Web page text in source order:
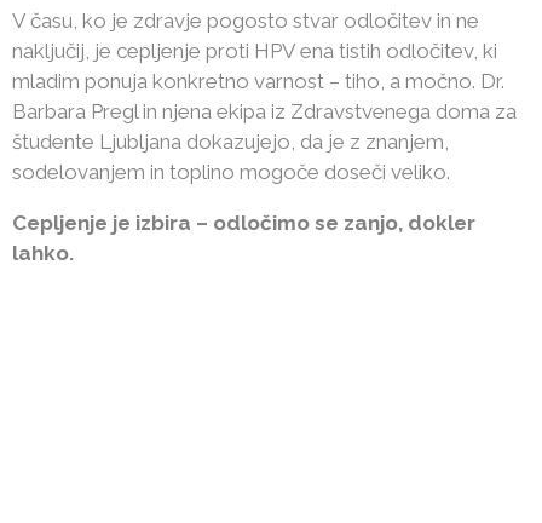
V času, ko je zdravje pogosto stvar odločitev in ne
naključij, je cepljenje proti HPV ena tistih odločitev, ki
mladim ponuja konkretno varnost – tiho, a močno. Dr.
Barbara Pregl in njena ekipa iz Zdravstvenega doma za
študente Ljubljana dokazujejo, da je z znanjem,
sodelovanjem in toplino mogoče doseči veliko.
Cepljenje je izbira – odločimo se zanjo, dokler
lahko.